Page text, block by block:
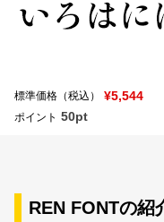
標準価格（税込） ¥5,544
ポイント 50pt
REN FONTの紹